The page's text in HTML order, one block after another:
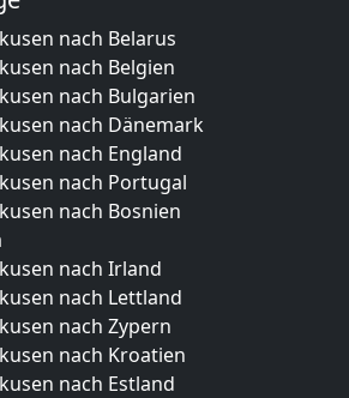
nach Belarus
nach Belgien
nach Bulgarien
nach Dänemark
nach England
nach Portugal
nach Bosnien
nach Irland
nach Lettland
nach Zypern
nach Kroatien
nach Estland